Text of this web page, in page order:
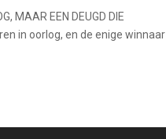
MAAR EEN DEUGD DIE
in oorlog, en de enige winnaar